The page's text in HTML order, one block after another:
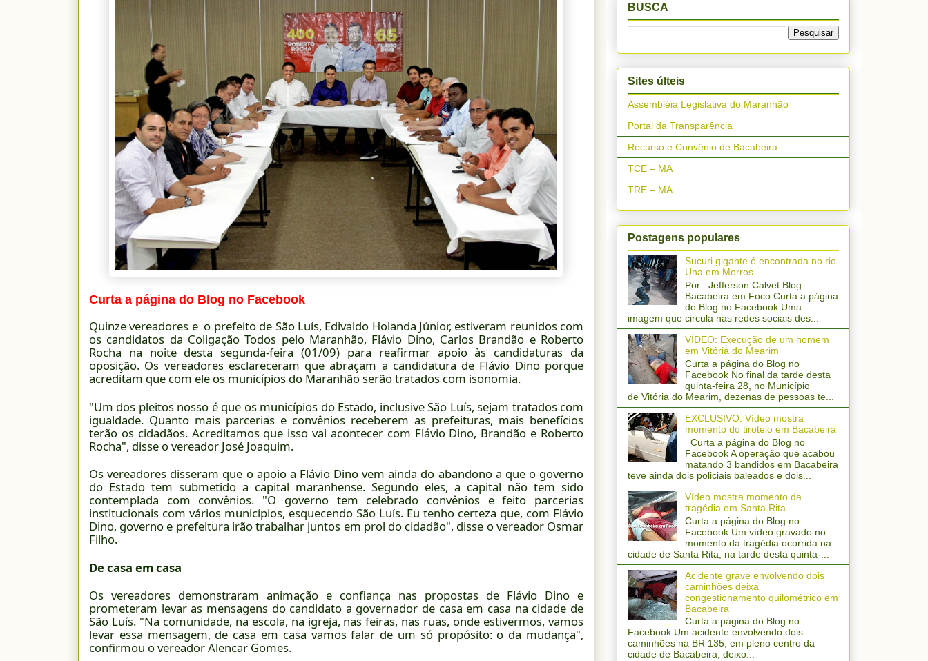
Curta a página do Blog no Facebook
Quinze vereadores e o prefeito de São Luís, Edivaldo Holanda Júnior, estiveram reunidos com
os candidatos da Coligação Todos pelo Maranhão, Flávio Dino, Carlos Brandão e Roberto
Rocha na noite desta segunda-feira (01/09) para reafirmar apoio às candidaturas da
oposição. Os vereadores esclareceram que abraçam a candidatura de Flávio Dino porque
acreditam que com ele os municípios do Maranhão serão tratados com isonomia.
"Um dos pleitos nosso é que os municípios do Estado, inclusive São Luís, sejam tratados com
igualdade. Quanto mais parcerias e convênios receberem as prefeituras, mais benefícios
terão os cidadãos. Acreditamos que isso vai acontecer com Flávio Dino, Brandão e Roberto
Rocha", disse o vereador José Joaquim.
Os vereadores disseram que o apoio a Flávio Dino vem ainda do abandono a que o governo
do Estado tem submetido a capital maranhense. Segundo eles, a capital não tem sido
contemplada com convênios. "O governo tem celebrado convênios e feito parcerias
institucionais com vários municípios, esquecendo São Luís. Eu tenho certeza que, com Flávio
Dino, governo e prefeitura irão trabalhar juntos em prol do cidadão", disse o vereador Osmar
Filho.
De casa em casa
Os vereadores demonstraram animação e confiança nas propostas de Flávio Dino e
prometeram levar as mensagens do candidato a governador de casa em casa na cidade de
São Luís. "Na comunidade, na escola, na igreja, nas feiras, nas ruas, onde estivermos, vamos
levar essa mensagem, de casa em casa vamos falar de um só propósito: o da mudança",
confirmou o vereador Alencar Gomes.
BUSCA
Sites últeis
Assembléia Legislativa do Maranhão
Portal da Transparência
Recurso e Convênio de Bacabeira
TCE – MA
TRE – MA
Postagens populares
Sucuri gigante é encontrada no rio
Una em Morros
Por Jefferson Calvet Blog
Bacabeira em Foco Curta a página
do Blog no Facebook Uma
imagem que circula nas redes sociais des...
VÍDEO: Execução de um homem
em Vitória do Mearim
Curta a página do Blog no
Facebook No final da tarde desta
quinta-feira 28, no Município
de Vitória do Mearim, dezenas de pessoas te...
EXCLUSIVO: Vídeo mostra
momento do tiroteio em Bacabeira
Curta a página do Blog no
Facebook A operação que acabou
matando 3 bandidos em Bacabeira
teve ainda dois policiais baleados e dois...
Vídeo mostra momento da
tragédia em Santa Rita
Curta a página do Blog no
Facebook Um vídeo gravado no
momento da tragédia ocorrida na
cidade de Santa Rita, na tarde desta quinta-...
Acidente grave envolvendo dois
caminhões deixa
congestionamento quilométrico em
Bacabeira
Curta a página do Blog no
Facebook Um acidente envolvendo dois
caminhões na BR 135, em pleno centro da
cidade de Bacabeira, deixo...